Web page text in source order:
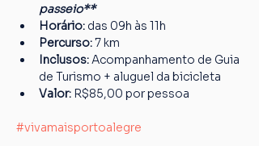
passeio**
Horário: das 09h às 11h
Percurso: 7 km
Inclusos: Acompanhamento de Guia
de Turismo + aluguel da bicicleta
Valor: R$85,00 por pessoa
#vivamaisportoalegre